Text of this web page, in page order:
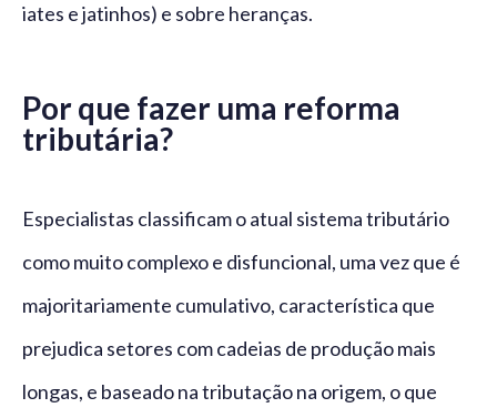
iates e jatinhos) e sobre heranças.
Por que fazer uma reforma
tributária?
Especialistas classificam o atual sistema tributário
como muito complexo e disfuncional, uma vez que é
majoritariamente cumulativo, característica que
prejudica setores com cadeias de produção mais
longas, e baseado na tributação na origem, o que